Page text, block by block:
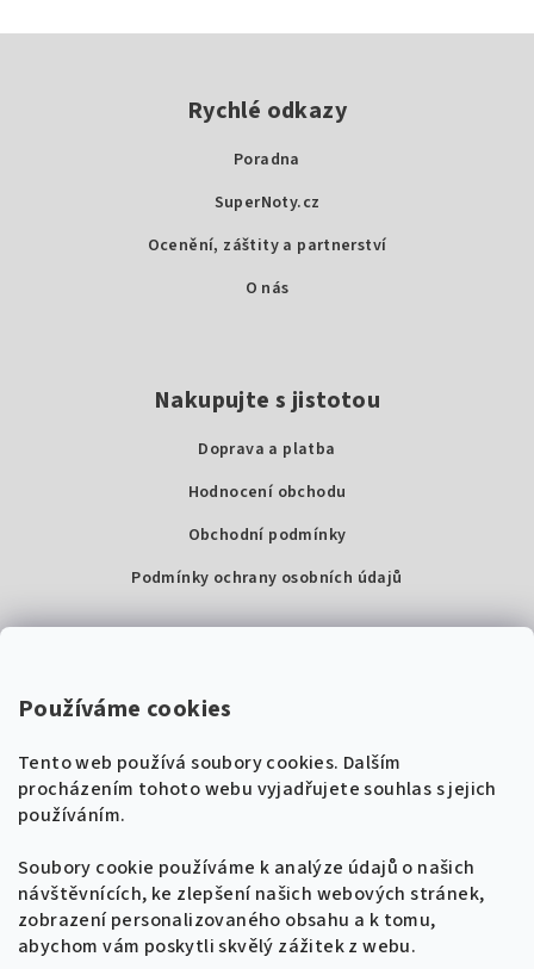
Používáme cookies
Tento web používá soubory cookies. Dalším
procházením tohoto webu vyjadřujete souhlas s jejich
používáním.
Soubory cookie používáme k analýze údajů o našich
návštěvnících, ke zlepšení našich webových stránek,
zobrazení personalizovaného obsahu a k tomu,
abychom vám poskytli skvělý zážitek z webu.
Rychlé odkazy
Poradna
SuperNoty.cz
Ocenění, záštity a partnerství
O nás
Nakupujte s jistotou
Doprava a platba
Hodnocení obchodu
Obchodní podmínky
Podmínky ochrany osobních údajů
Super Noty, s.r.o.
IČ: 04568672
+420 604 485 792
info@supernoty.cz
V pracovních dnech od 8:00 do 17:00
🎸 Naladíme tě na nové zpěvníky!
Získej tipy, novinky a 10 % slevuna první
objednávku.